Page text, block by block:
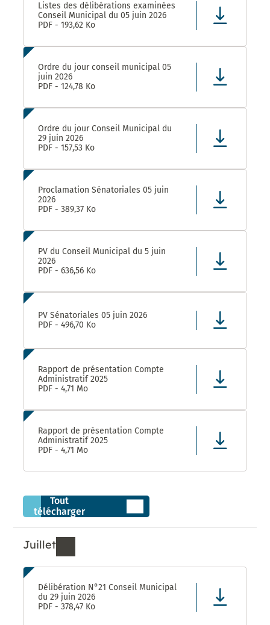
Listes des délibérations examinées
Conseil Municipal du 05 juin 2026
PDF - 193,62 Ko
Ordre du jour conseil municipal 05
juin 2026
PDF - 124,78 Ko
Ordre du jour Conseil Municipal du
29 juin 2026
PDF - 157,53 Ko
Proclamation Sénatoriales 05 juin
2026
PDF - 389,37 Ko
PV du Conseil Municipal du 5 juin
2026
PDF - 636,56 Ko
PV Sénatoriales 05 juin 2026
PDF - 496,70 Ko
Rapport de présentation Compte
Administratif 2025
PDF - 4,71 Mo
Rapport de présentation Compte
Administratif 2025
PDF - 4,71 Mo
Tout
télécharger
Juillet
Ressources de Juillet 2026
Délibération N°21 Conseil Municipal
du 29 juin 2026
PDF - 378,47 Ko